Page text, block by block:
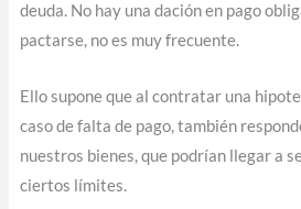
deuda. No hay una dación en pago
pactarse, no es muy frecuente.
Ello supone que al contratar una
caso de falta de pago, también
nuestros bienes, que podrían llegar a
ciertos límites.